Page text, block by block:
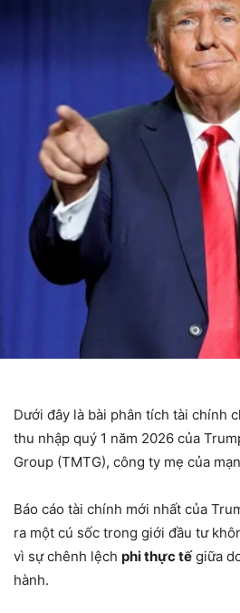
Dưới đây là bài phân tích tài chính
thu nhập quý 1 năm 2026 của
Group (TMTG), công ty mẹ của
Báo cáo tài chính mới nhất của
ra một cú sốc trong giới đầu tư
vì sự chênh lệch phi thực tếgiữa
hành.